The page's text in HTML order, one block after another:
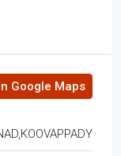
Google Maps